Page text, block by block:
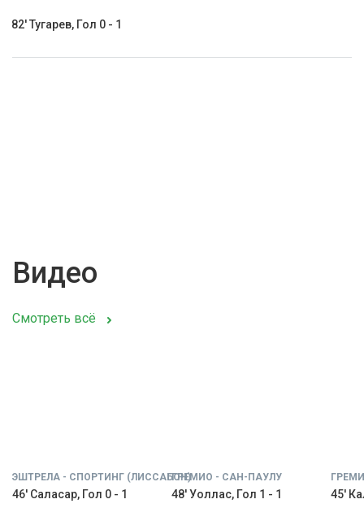
82' Тугарев, Гол 0 - 1
Видео
Смотреть всё
ЭШТРЕЛА - СПОРТИНГ (ЛИССАБОН)
46' Саласар, Гол 0 - 1
ГРЕМИО - САН-ПАУЛУ
48' Уоллас, Гол 1 - 1 45'